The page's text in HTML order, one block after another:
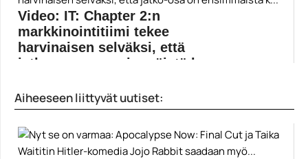
Elokuvat
Video: IT: Chapter 2:n
markkinointitiimi tekee
harvinaisen selväksi, että
jatko-osa on ensimmäistä k...
Andy Muschietti
Aiheeseen liittyvät uutiset: